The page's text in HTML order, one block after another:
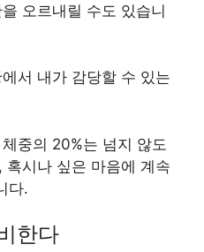
오르내릴 수도 있습니
서 내가 감당할 수 있는
중의 20%는 넘지 않도
혹시나 싶은 마음에 계속
다.
한다